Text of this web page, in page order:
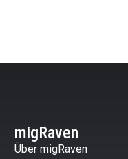
migRaven
Über migRaven